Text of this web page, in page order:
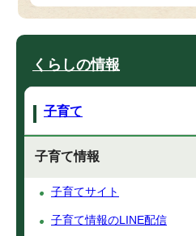
くらしの情報
子育て
子育て情報
子育てサイト
子育て情報のLINE配信